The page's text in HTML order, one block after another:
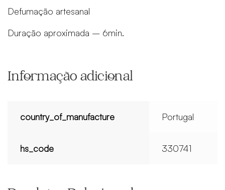
Defumação artesanal
Duração aproximada – 6min.
Informação adicional
country_of_manufacture Portugal
hs_code 330741